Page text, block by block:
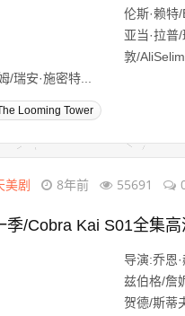
伦斯·赖特
亚当·拉普
敦/
/瑞安·施密特...
Looming Tower
美剧 8年前 55691
季/Cobra Kai S01全集
导演:乔恩
兹伯格/詹
贺德/斯蒂